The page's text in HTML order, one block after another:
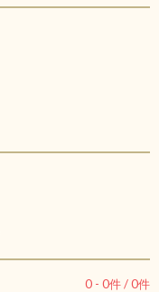
0 - 0件 /0件